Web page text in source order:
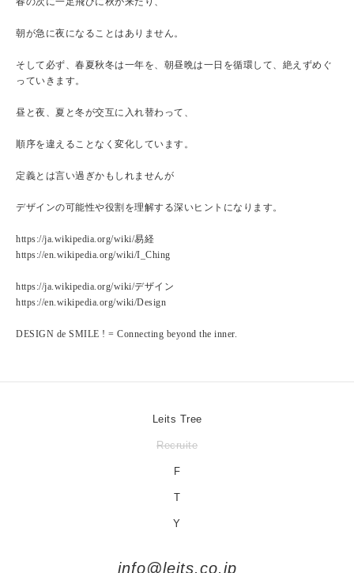
朝が急に夜になることはありません。
そして必ず、春夏秋冬は一年を、朝昼晩は一日を循環して、絶えずめぐ
っていきます。
昼と夜、夏と冬が交互に入れ替わって、
順序を違えることなく変化しています。
定義とは言い過ぎかもしれませんが
デザインの可能性や役割を理解する深いヒントになります。
https://ja.wikipedia.org/wiki/易経
https://en.wikipedia.org/wiki/I_Ching
https://ja.wikipedia.org/wiki/デザイン
https://en.wikipedia.org/wiki/Design
DESIGN de SMILE ! = Connecting beyond the inner.
Leits Tree
Recruite
F
T
Y
info@leits.co.jp